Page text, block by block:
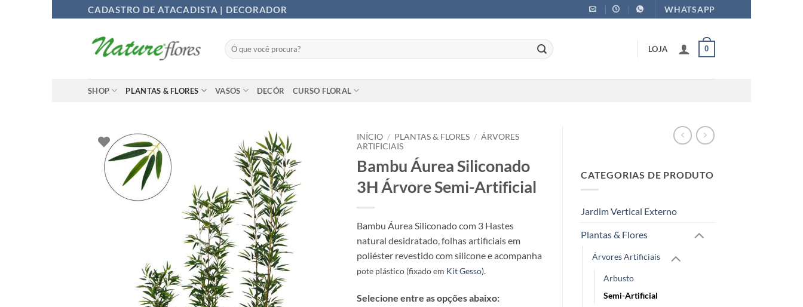
para
CADASTRO DE ATACADISTA | DECORADOR WHATSAPP
Pesquisar
por:
LOJA 0
SHOP PLANTAS & FLORES VASOS DECÓR CURSO FLORAL
INÍCIO / PLANTAS & FLORES / ÁRVORES
ARTIFICIAIS
Bambu Áurea Siliconado
3H Árvore Semi-Artificial
Bambu Áurea Siliconado com 3 Hastes
natural desidratado, folhas artificiais em
poliéster revestido com silicone e acompanha
pote plástico (fixado em Kit Gesso).
Selecione entre as opções abaixo:
CATEGORIAS DE PRODUTO
Jardim Vertical Externo
Plantas & Flores
Árvores Artificiais
Arbusto
Semi-Artificial